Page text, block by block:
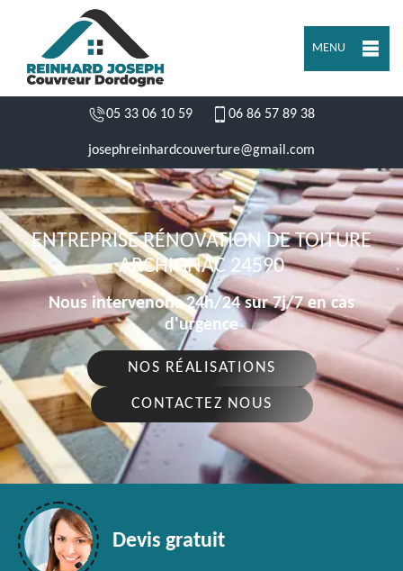
MENU
05 33 06 10 59 06 86 57 89 38
josephreinhardcouverture@gmail.com
ENTREPRISE RÉNOVATION DE TOITURE
ARCHIGNAC 24590
Nous intervenons 24h/24 sur 7j/7 en cas
d'urgence
NOS RÉALISATIONS
CONTACTEZ NOUS
Devis gratuit